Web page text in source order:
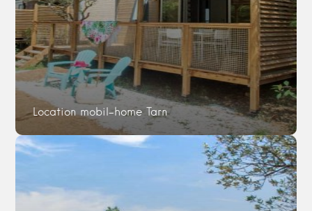
Location mobil-home Tarn